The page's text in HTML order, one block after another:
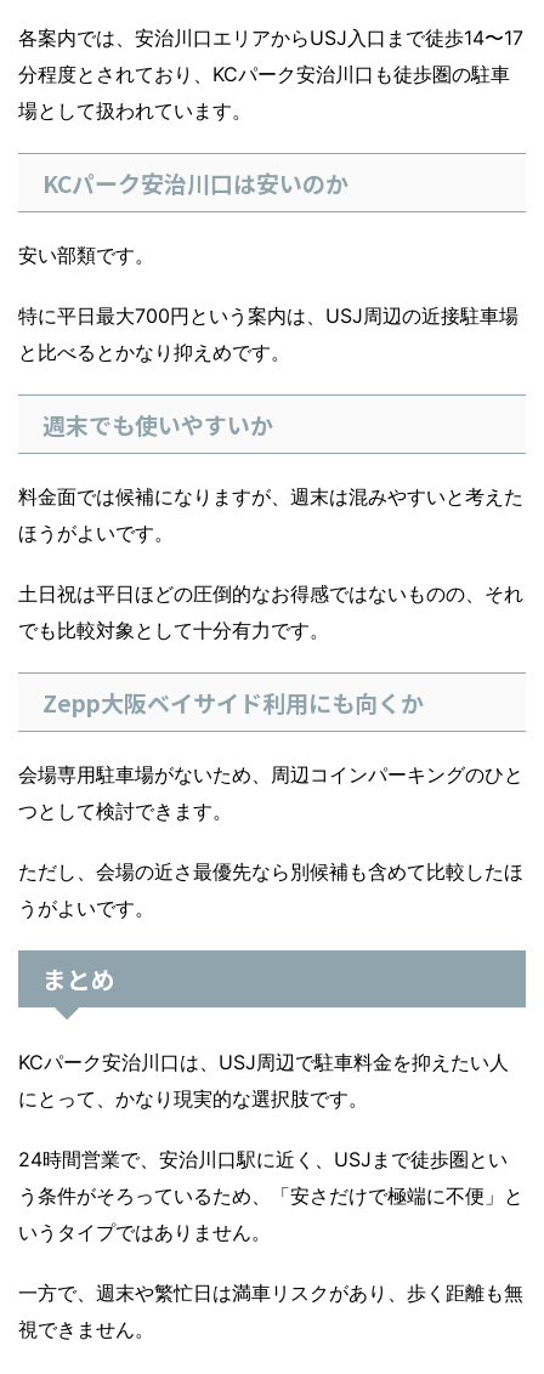
各案内では、安治川口エリアからUSJ入口まで徒歩14〜17
分程度とされており、KCパーク安治川口も徒歩圏の駐車
場として扱われています。
KCパーク安治川口は安いのか
安い部類です。
特に平日最大700円という案内は、USJ周辺の近接駐車場
と比べるとかなり抑えめです。
週末でも使いやすいか
料金面では候補になりますが、週末は混みやすいと考えた
ほうがよいです。
土日祝は平日ほどの圧倒的なお得感ではないものの、それ
でも比較対象として十分有力です。
Zepp大阪ベイサイド利用にも向くか
会場専用駐車場がないため、周辺コインパーキングのひと
つとして検討できます。
ただし、会場の近さ最優先なら別候補も含めて比較したほ
うがよいです。
まとめ
KCパーク安治川口は、USJ周辺で駐車料金を抑えたい人
にとって、かなり現実的な選択肢です。
24時間営業で、安治川口駅に近く、USJまで徒歩圏とい
う条件がそろっているため、「安さだけで極端に不便」と
いうタイプではありません。
一方で、週末や繁忙日は満車リスクがあり、歩く距離も無
視できません。